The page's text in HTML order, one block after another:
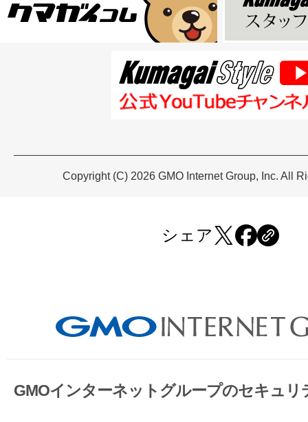
Copyright (C) 2026 GMO Internet Group, Inc. All
シェア
GMOインターネットグループのセキュリ